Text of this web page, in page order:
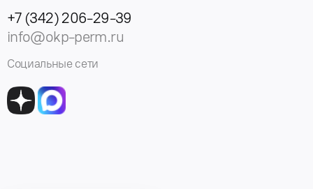
+7 (342) 206-29-39
info@okp-perm.ru
Социальные сети